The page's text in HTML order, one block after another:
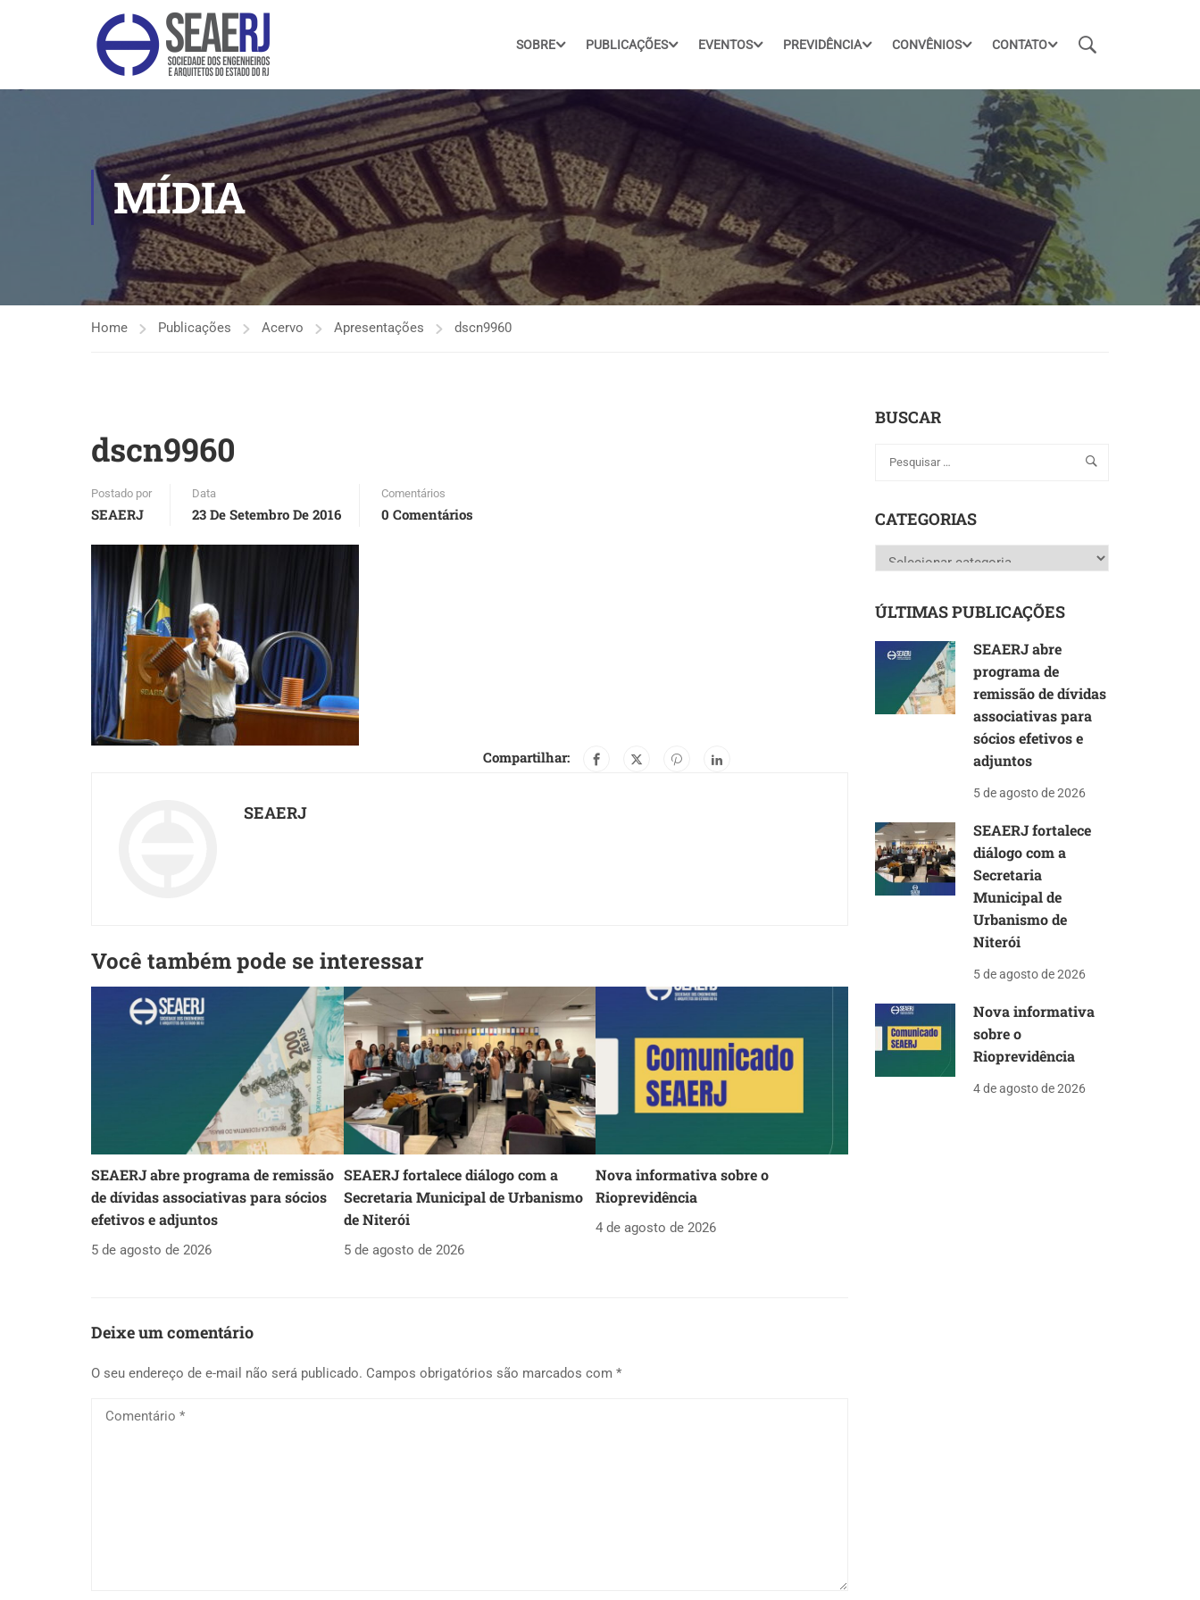
SOBRE PUBLICAÇÕES EVENTOS PREVIDÊNCIA CONVÊNIOS CONTATO
MÍDIA
Home Publicações Acervo Apresentações dscn9960
dscn9960
Postado por
SEAERJ
Data
23 De Setembro De 2016
Comentários
0 Comentários
Compartilhar:
SEAERJ
Você também pode se interessar
SEAERJ abre programa de remissão
de dívidas associativas para sócios
efetivos e adjuntos
5 de agosto de 2026
SEAERJ fortalece diálogo com a
Secretaria Municipal de Urbanismo
de Niterói
5 de agosto de 2026
Nova informativa sobre o
Rioprevidência
4 de agosto de 2026
Deixe um comentário
O seu endereço de e-mail não será publicado. Campos obrigatórios são marcados com *
BUSCAR
CATEGORIAS
Categorias
ÚLTIMAS PUBLICAÇÕES
SEAERJ abre
programa de
remissão de dívidas
associativas para
sócios efetivos e
adjuntos
5 de agosto de 2026
SEAERJ fortalece
diálogo com a
Secretaria
Municipal de
Urbanismo de
Niterói
5 de agosto de 2026
Nova informativa
sobre o
Rioprevidência
4 de agosto de 2026